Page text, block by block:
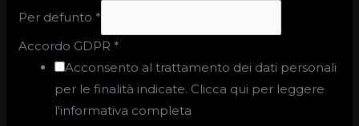
Per defunto *
Accordo GDPR *
Acconsento al trattamento dei dati personali
per le finalità indicate. Clicca qui per leggere
l'informativa completa